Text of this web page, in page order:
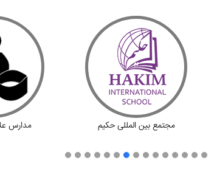
مدارس مجتمع بین المللی حکیم